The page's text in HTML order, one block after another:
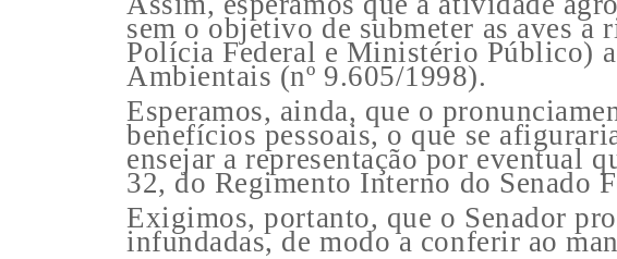
sem o objetivo de submeter as aves
Polícia Federal e Ministério Público)
Ambientais (nº 9.605/1998).
Esperamos, ainda, que o
benefícios pessoais, o que se
ensejar a representação por eventual
32, do Regimento Interno do Senado
Exigimos, portanto, que o Senador
infundadas, de modo a conferir ao